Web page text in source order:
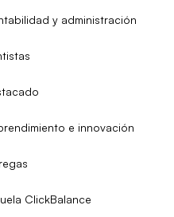
y administración
e innovación
ClickBalance